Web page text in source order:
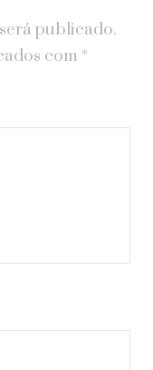
publicado.
com *